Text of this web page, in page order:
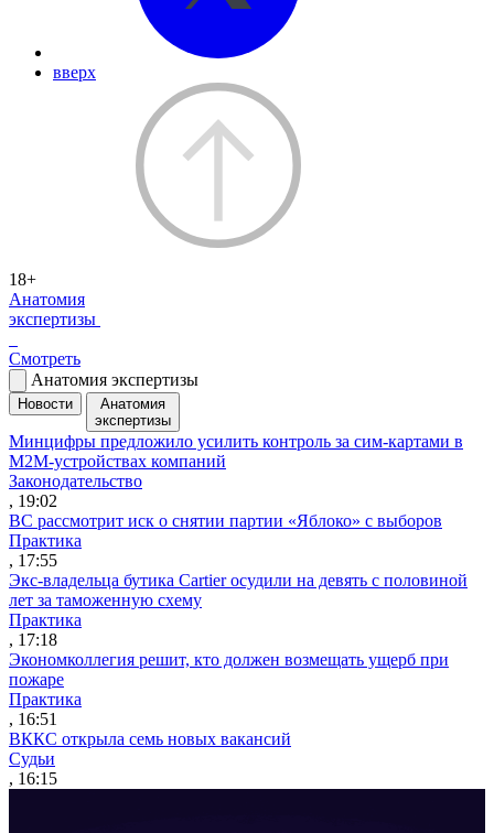
вверх
18+
Анатомия
экспертизы
Смотреть
Анатомия экспертизы
Новости
Анатомия
экспертизы
Минцифры предложило усилить контроль за сим-картами в
M2M-устройствах компаний
Законодательство
, 19:02
ВС рассмотрит иск о снятии партии «Яблоко» с выборов
Практика
, 17:55
Экс-владельца бутика Cartier осудили на девять с половиной
лет за таможенную схему
Практика
, 17:18
Экономколлегия решит, кто должен возмещать ущерб при
пожаре
Практика
, 16:51
ВККС открыла семь новых вакансий
Судьи
, 16:15